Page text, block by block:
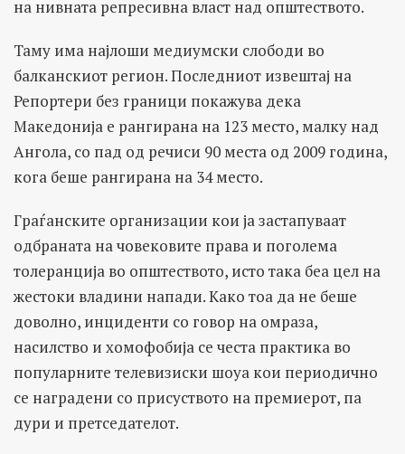
на нивната репресивна власт над општеството.
Таму има најлоши медиумски слободи во
балканскиот регион. Последниот извештај на
Репортери без граници покажува дека
Македонија е рангирана на 123 место, малку над
Ангола, со пад од речиси 90 места од 2009 година,
кога беше рангирана на 34 место.
Граѓанските организации кои ја застапуваат
одбраната на човековите права и поголема
толеранција во општеството, исто така беа цел на
жестоки владини напади. Како тоа да не беше
доволно, инциденти со говор на омраза,
насилство и хомофобија се честа практика во
популарните телевизиски шоуа кои периодично
се наградени со присуството на премиерот, па
дури и претседателот.